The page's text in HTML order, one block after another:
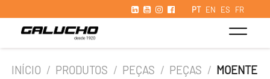
PT EN ES FR
INÍCIO / PRODUTOS / PEÇAS / PEÇAS / MOENTE